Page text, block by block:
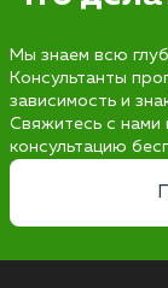
Мы знаем всю
Консультанты
зависимость и
Свяжитесь с нами
консультацию